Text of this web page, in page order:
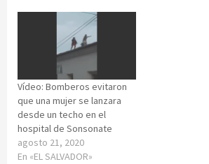
Vídeo: Bomberos evitaron
que una mujer se lanzara
desde un techo en el
hospital de Sonsonate
agosto 21, 2020
En «EL SALVADOR»